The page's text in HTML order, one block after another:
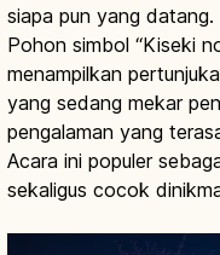
siapa pun yang datang.
Pohon simbol “Kiseki
menampilkan
yang sedang mekar
pengalaman yang
Acara ini populer
sekaligus cocok